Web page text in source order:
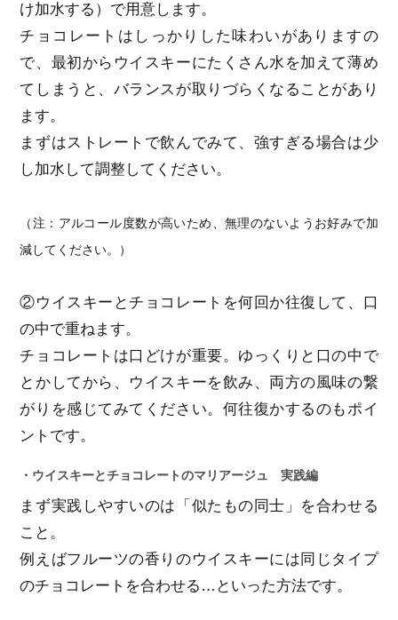
け加水する）で用意します。
チョコレートはしっかりした味わいがありますの
で、最初からウイスキーにたくさん水を加えて薄め
てしまうと、バランスが取りづらくなることがあり
ます。
まずはストレートで飲んでみて、強すぎる場合は少
し加水して調整してください。
（注：アルコール度数が高いため、無理のないようお好みで加
減してください。）
②ウイスキーとチョコレートを何回か往復して、口
の中で重ねます。
チョコレートは口どけが重要。ゆっくりと口の中で
とかしてから、ウイスキーを飲み、両方の風味の繋
がりを感じてみてください。何往復かするのもポイ
ントです。
・ウイスキーとチョコレートのマリアージュ 実践編
まず実践しやすいのは「似たもの同士」を合わせる
こと。
例えばフルーツの香りのウイスキーには同じタイプ
のチョコレートを合わせる…といった方法です。